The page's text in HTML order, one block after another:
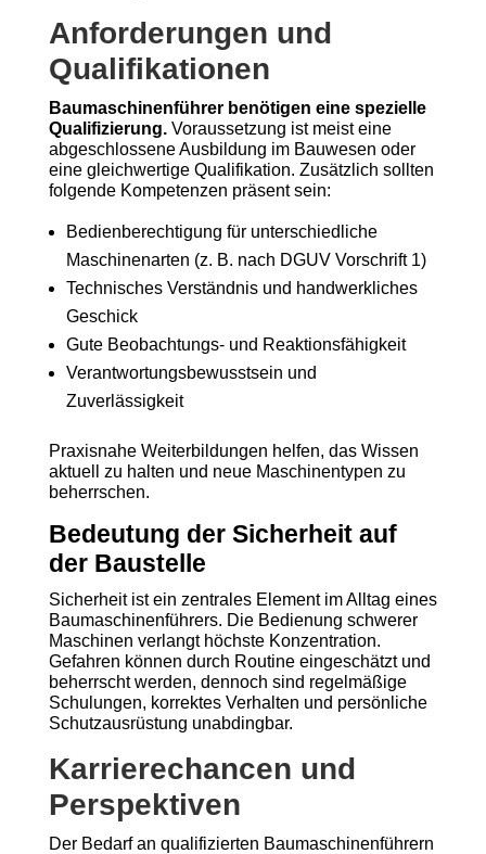
Anforderungen und
Qualifikationen
Baumaschinenführer benötigen eine spezielle
Qualifizierung.Voraussetzung ist meist eine
abgeschlossene Ausbildung im Bauwesen oder
eine gleichwertige Qualifikation. Zusätzlich sollten
folgende Kompetenzen präsent sein:
Bedienberechtigung für unterschiedliche
Maschinenarten (z. B. nach DGUV Vorschrift 1)
Technisches Verständnis und handwerkliches
Geschick
Gute Beobachtungs- und Reaktionsfähigkeit
Verantwortungsbewusstsein und
Zuverlässigkeit
Praxisnahe Weiterbildungen helfen, das Wissen
aktuell zu halten und neue Maschinentypen zu
beherrschen.
Bedeutung der Sicherheit auf
der Baustelle
Sicherheit ist ein zentrales Element im Alltag eines
Baumaschinenführers. Die Bedienung schwerer
Maschinen verlangt höchste Konzentration.
Gefahren können durch Routine eingeschätzt und
beherrscht werden, dennoch sind regelmäßige
Schulungen, korrektes Verhalten und persönliche
Schutzausrüstung unabdingbar.
Karrierechancen und
Perspektiven
Der Bedarf an qualifizierten Baumaschinenführern